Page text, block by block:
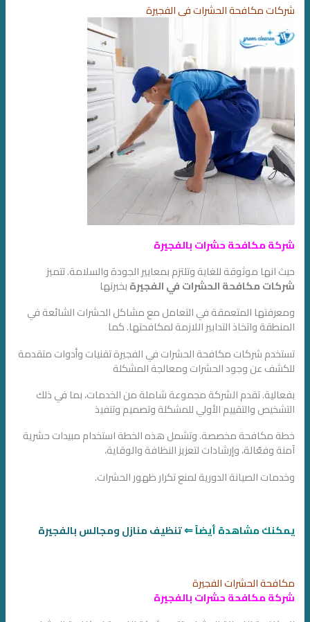
شركات مكافحة الحشرات في الفجيرة
شركة مكافحة حشرات بالفجيرة
حيث انها موثوقة للغاية وتلتزم بمعايير الجودة والسلامة. تتميز
شركات مكافحة الحشرات في الفجيرةبخبرتها
ومعرفتها المتعمقة في التعامل مع مشاكل الحشرات الشائعة في
المنطقة واتخاذ التدابير اللازمة لمكافحتها. كما
تستخدم شركات مكافحة الحشرات في الفجيرة تقنيات وأدوات متقدمة
للكشف عن وجود الحشرات ومعالجة المشكلة
بفعالية. تقدم الشركة مجموعة شاملة من الخدمات، بما في ذلك
التشخيص والتقييم الأولي للمشكلة وتصميم وتنفيذ
خطة مكافحة مخصصة. وتشمل هذه الخطة استخدام مبيدات حشرية
آمنة وفعّالة، وإرشادات لتعزيز النظافة والوقاية،
وخدمات الصيانة الدورية لمنع تكرار ظهور الحشرات.
يمكنك مشاهدة أيضاً ⇐تنظيف منازل ومجالس بالفجيرة
مكافحة الحشرات الفجيرة
شركة مكافحة حشرات بالفجيرة